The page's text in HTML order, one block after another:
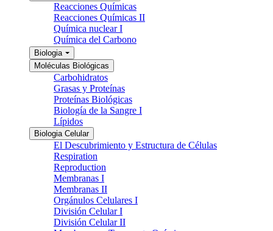
Reacciones Químicas
Reacciones Químicas II
Química nuclear I
Química del Carbono
Biologia
Moléculas Biológicas
Carbohidratos
Grasas y Proteínas
Proteínas Biológicas
Biología de la Sangre I
Lípidos
Biologia Celular
El Descubrimiento y Estructura de Células
Respiration
Reproduction
Membranas I
Membranas II
Orgánulos Celulares I
División Celular I
División Celular II